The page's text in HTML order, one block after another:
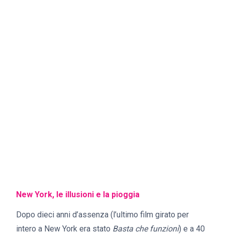
New York, le illusioni e la pioggia
Dopo dieci anni d’assenza (l’ultimo film girato per
intero a New York era stato Basta che funzioni) e a 40